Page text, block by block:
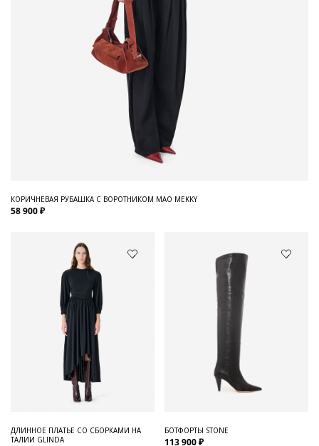
КОРИЧНЕВАЯ РУБАШКА С ВОРОТНИКОМ МАО MEKKY
58 900 ₽
ДЛИННОЕ ПЛАТЬЕ СО СБОРКАМИ НА
ТАЛИИ GLINDA
БОТФОРТЫ STONE
113 900 ₽